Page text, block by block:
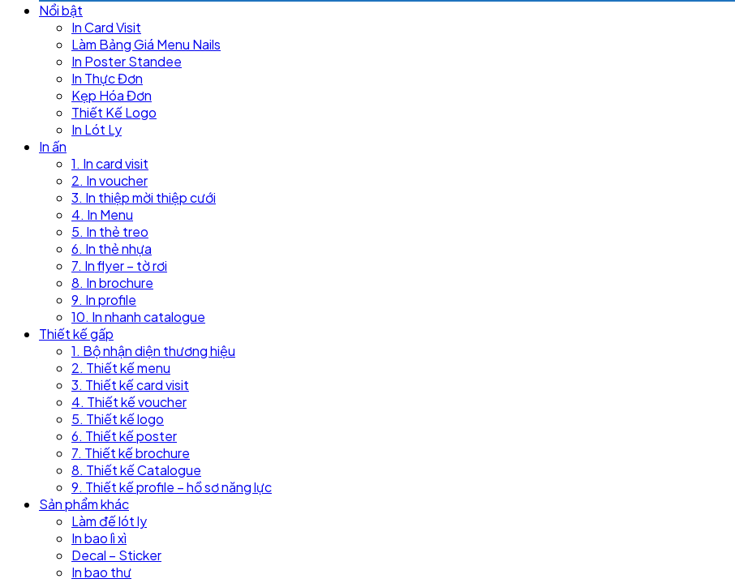
Nổi bật
In Card Visit
Làm Bảng Giá Menu Nails
In Poster Standee
In Thực Đơn
Kẹp Hóa Đơn
Thiết Kế Logo
In Lót Ly
In ấn
1. In card visit
2. In voucher
3. In thiệp mời thiệp cưới
4. In Menu
5. In thẻ treo
6. In thẻ nhựa
7. In flyer – tờ rơi
8. In brochure
9. In profile
10. In nhanh catalogue
Thiết kế gấp
1. Bộ nhận diện thương hiệu
2. Thiết kế menu
3. Thiết kế card visit
4. Thiết kế voucher
5. Thiết kế logo
6. Thiết kế poster
7. Thiết kế brochure
8. Thiết kế Catalogue
9. Thiết kế profile – hồ sơ năng lực
Sản phẩm khác
Làm đế lót ly
In bao lì xì
Decal – Sticker
In bao thư